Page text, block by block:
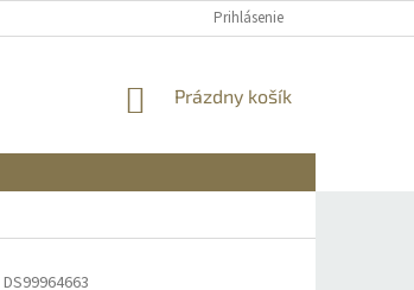
REKLAMÁCIA A VRÁTENIE
Prihlásenie
NÁKUPNÝ
Prázdny košík
DS99964663